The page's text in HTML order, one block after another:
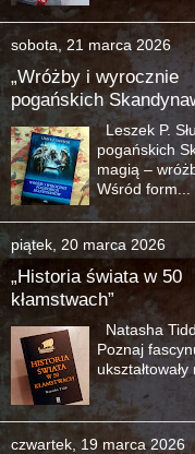
sobota, 21 marca 2026
„Wróżby i wyrocznie
pogańskich
Leszek P.
pogańskich
magią –
Wśród form...
piątek, 20 marca 2026
„Historia świata w 50
kłamstwach”
Natasha
Poznaj
czwartek, 19 marca 2026